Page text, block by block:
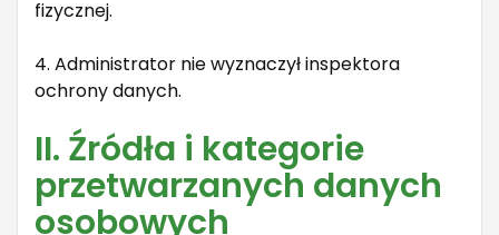
fizycznej.
4. Administrator nie wyznaczył inspektora
ochrony danych.
II. Źródła i kategorie
przetwarzanych danych
osobowych